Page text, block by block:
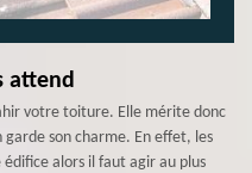
attend
votre toiture. Elle mérite donc
son charme. En effet, les
alors il faut agir au plus